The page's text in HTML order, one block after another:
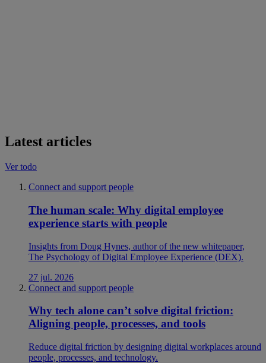
Latest articles
Ver todo
Connect and support people
The human scale: Why digital employee
experience starts with people
Insights from Doug Hynes, author of the new whitepaper,
The Psychology of Digital Employee Experience (DEX).
27 jul. 2026
Connect and support people
Why tech alone can’t solve digital friction:
Aligning people, processes, and tools
Reduce digital friction by designing digital workplaces around
people, processes, and technology.